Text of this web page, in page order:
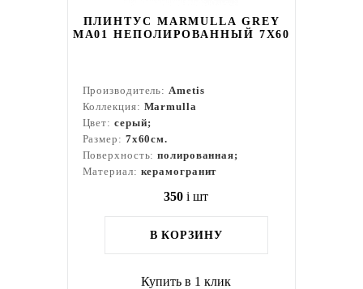
ПЛИНТУС MARMULLA GREY
MA01 НЕПОЛИРОВАННЫЙ 7X60
Производитель:Ametis
Коллекция: Marmulla
Цвет: серый;
Размер: 7x60см.
Поверхность:полированная;
Материал: керамогранит
350 i шт
В КОРЗИНУ
Купить в 1 клик